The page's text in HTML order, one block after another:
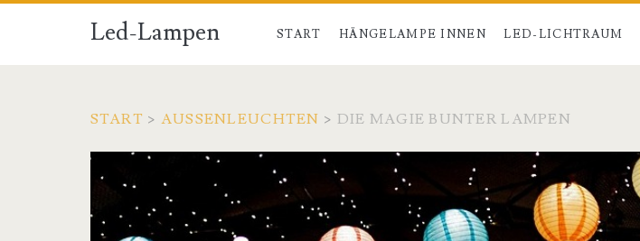
Led-Lampen START HÄNGELAMPE INNEN LED-LICHTRAUM
START > AUSSENLEUCHTEN > DIE MAGIE BUNTER LAMPEN